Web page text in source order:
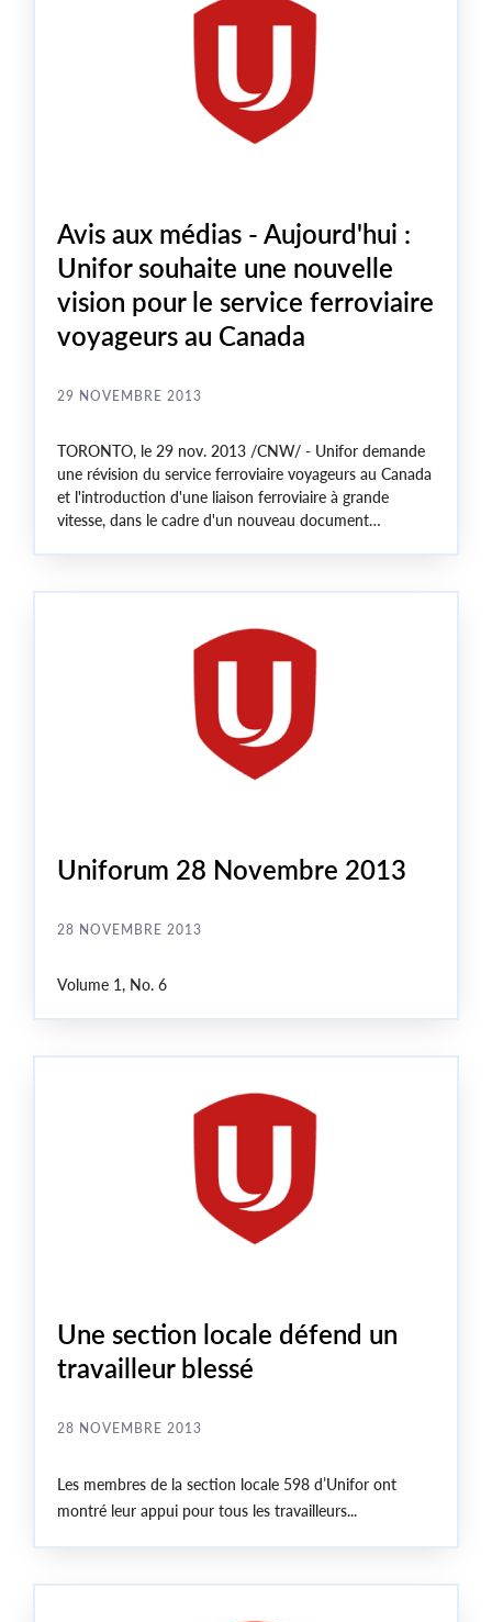
Avis aux médias - Aujourd'hui :
Unifor souhaite une nouvelle
vision pour le service ferroviaire
voyageurs au Canada
29 NOVEMBRE 2013
TORONTO, le 29 nov. 2013 /CNW/ - Unifor demande
une révision du service ferroviaire voyageurs au Canada
et l'introduction d'une liaison ferroviaire à grande
vitesse, dans le cadre d'un nouveau document
l'occasion d'une conférence de presse qui se tiendra au
Uniforum 28 Novembre 2013
28 NOVEMBRE 2013
Volume 1, No. 6
Une section locale défend un
travailleur blessé
28 NOVEMBRE 2013
Les membres de la section locale 598 d’Unifor ont
montré leur appui pour tous les travailleurs...